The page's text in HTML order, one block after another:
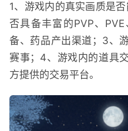
1、游戏内的真实画质是
否具备丰富的PVP、
备、药品产出渠道；3、
赛事；4、游戏内的道具
方提供的交易平台。